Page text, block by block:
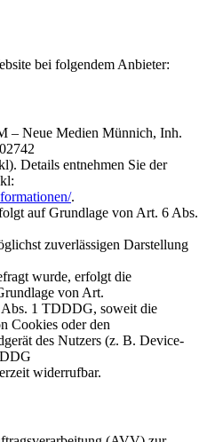
bei folgendem Anbieter:
Neue Medien Münnich, Inh.
Details entnehmen Sie der
.
auf Grundlage von Art. 6 Abs.
zuverlässigen Darstellung
wurde, erfolgt die
von Art.
1 TDDDG, soweit die
Cookies oder den
des Nutzers (z. B. Device-
widerrufbar.